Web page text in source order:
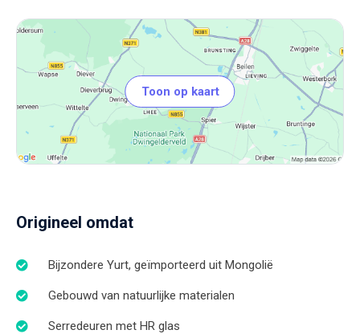
Toon op kaart
Origineel omdat
Bijzondere Yurt, geïmporteerd uit Mongolië
Gebouwd van natuurlijke materialen
Serredeuren met HR glas